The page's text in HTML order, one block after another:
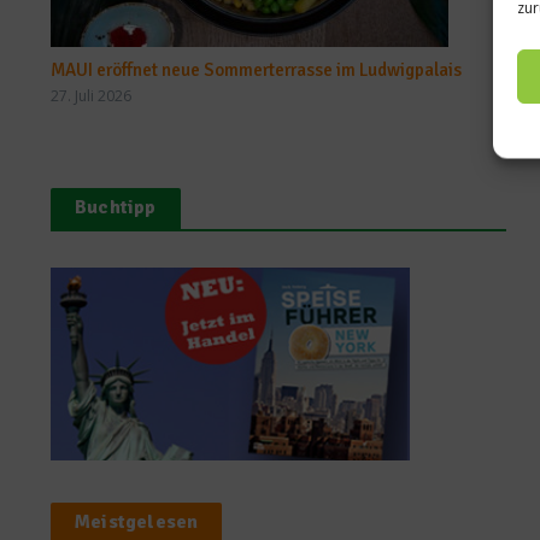
MAUI eröffnet neue Sommerterrasse im Ludwigpalais
27. Juli 2026
Buchtipp
Meistgelesen